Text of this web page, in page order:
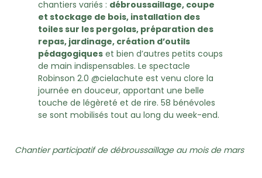
chantiers variés : débroussaillage, coupe
et stockage de bois, installation des
toiles sur les pergolas, préparation des
repas, jardinage, création d’outils
pédagogiques et bien d’autres petits coups
de main indispensables. Le spectacle
Robinson 2.0 @cielachute est venu clore la
journée en douceur, apportant une belle
touche de légèreté et de rire. 58 bénévoles
se sont mobilisés tout au long du week-end.
Chantier participatif de débroussaillage au mois de mars